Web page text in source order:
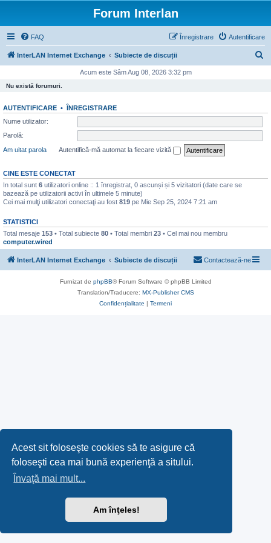
Acest sit foloseşte cookies să te asigure că
foloseşti cea mai bună experienţă a sitului.
Învaţă mai mult...
Am înţeles!
Forum Interlan
FAQ Autentificare
Înregistrare
InterLAN Internet Exchange Subiecte de discuții
a
Acum este Sâm Aug 08, 2026 3:32 pm
Nu există forumuri.
AUTENTIFICARE • ÎNREGISTRARE
Nume utilizator:
Parolă:
Am uitat parola
Autentifică-mă automat la fiecare vizită
CINE ESTE CONECTAT
In total sunt 6 utilizatori online :: 1 înregistrat, 0 ascunși și 5 vizitatori (date care se
bazează pe utilizatorii activi în ultimele 5 minute)
Cei mai mulţi utilizatori conectaţi au fost 819 pe Mie Sep 25, 2024 7:21 am
STATISTICI
Total mesaje 153 • Total subiecte 80 • Total membri 23 • Cel mai nou membru
computer.wired
InterLAN Internet Exchange Subiecte de discuții Contactează-ne
Furnizat de phpBB® Forum Software © phpBB Limited
Translation/Traducere: MX-Publisher CMS
Confidențialitate | Termeni